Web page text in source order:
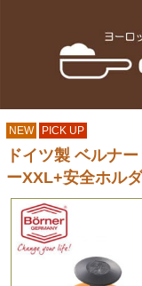
NEW PICK UP
ドイツ製 ベルナ
ーXXL+安全ホル